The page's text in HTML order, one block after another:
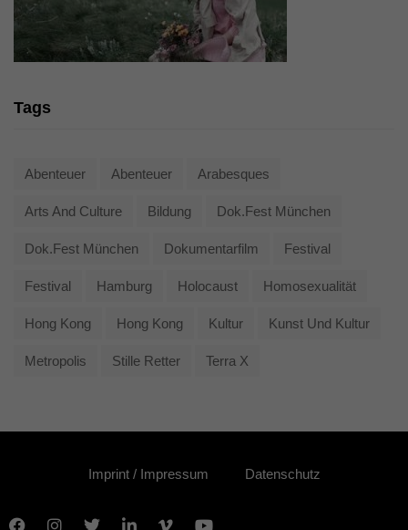
Tags
Abenteuer Abenteuer Arabesques
Arts And Culture Bildung Dok.fest München
Dok.fest München Dokumentarfilm Festival
Festival Hamburg Holocaust Homosexualität
Hong Kong Hong Kong Kultur Kunst Und Kultur
Metropolis Stille Retter Terra X
Imprint / Impressum Datenschutz